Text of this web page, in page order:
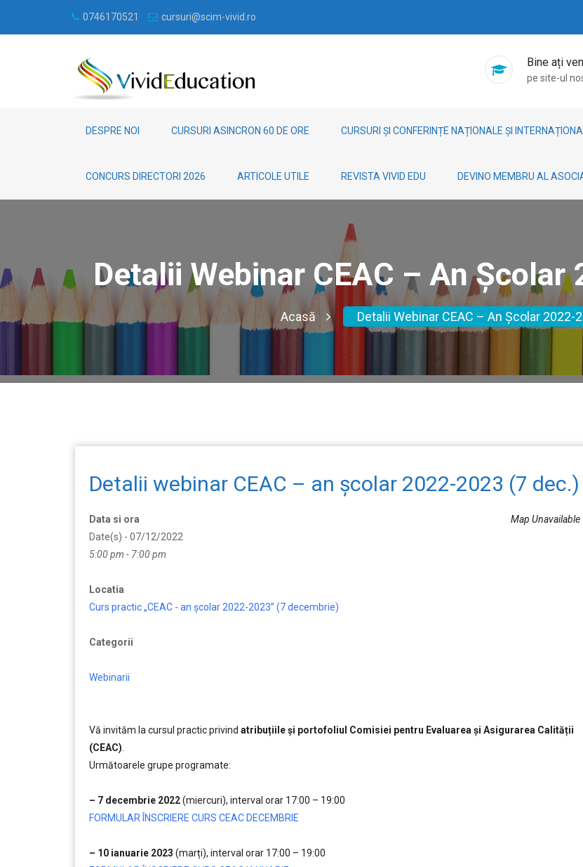
0746170521 cursuri@scim-vivid.ro
Bine ați
pe site-ul
DESPRE NOI CURSURI ASINCRON 60 DE ORE CURSURI ȘI CONFERINȚE NAȚIONALE ȘI
CONCURS DIRECTORI 2026 ARTICOLE UTILE REVISTA VIVID EDU DEVINO MEMBRU AL
Detalii Webinar CEAC – An
Acasă Detalii Webinar CEAC – An Școlar 2022-
Detalii webinar CEAC – an școlar 2022-2023 (7 dec.)
Map Unavailable
Data si ora
Date(s) - 07/12/2022
5:00 pm - 7:00 pm
Locatia
Curs practic „CEAC - an școlar 2022-2023” (7 decembrie)
Categorii
Webinarii
Vă invităm la cursul practic privind atribuțiile și portofoliul Comisiei pentru Evaluarea și Asigurarea Calității
(CEAC)
Următoarele grupe programate:
– 7 decembrie 2022(miercuri), interval orar 17:00 – 19:00
FORMULAR ÎNSCRIERE CURS CEAC DECEMBRIE
– 10 ianuarie 2023 (marți), interval orar 17:00 – 19:00